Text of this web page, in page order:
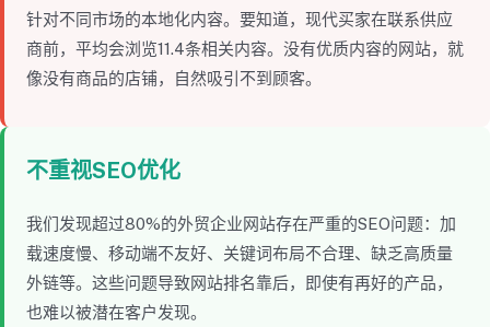
针对不同市场的本地化内容。要知道，现代买家在联系供应
商前，平均会浏览11.4条相关内容。没有优质内容的网站，就
像没有商品的店铺，自然吸引不到顾客。
不重视SEO优化
我们发现超过80%的外贸企业网站存在严重的SEO问题：加
载速度慢、移动端不友好、关键词布局不合理、缺乏高质量
外链等。这些问题导致网站排名靠后，即使有再好的产品，
也难以被潜在客户发现。